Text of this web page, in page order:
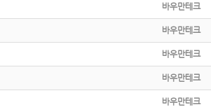
바우만테크
바우만테크
바우만테크
바우만테크
바우만테크